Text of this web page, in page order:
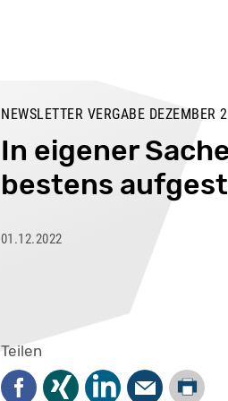
NEWSLETTER VERGABE DEZEMBER
In eigener
bestens
01.12.2022
Teilen
Drucken